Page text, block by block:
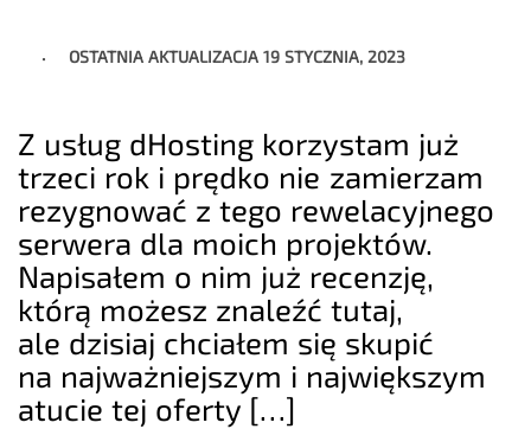
OSTATNIA AKTUALIZACJA19 STYCZNIA, 2023
Z usług dHosting korzystam już
trzeci rok i prędko nie zamierzam
rezygnować z tego rewelacyjnego
serwera dla moich projektów.
Napisałem o nim już recenzję,
którą możesz znaleźć tutaj,
ale dzisiaj chciałem się skupić
na najważniejszym i największym
atucie tej oferty […]